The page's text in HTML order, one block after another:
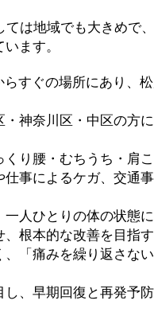
は地域でも大きめで
ます。
すぐの場所にあり、
神奈川区・中区の方
り腰・むちうち・肩
事によるケガ、交通
人ひとりの体の状態
根本的な改善を目指
「痛みを繰り返さな
、早期回復と再発予